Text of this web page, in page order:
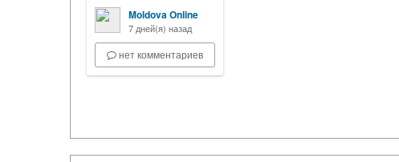
Moldova Online
7 дней(я) назад
нет комментариев